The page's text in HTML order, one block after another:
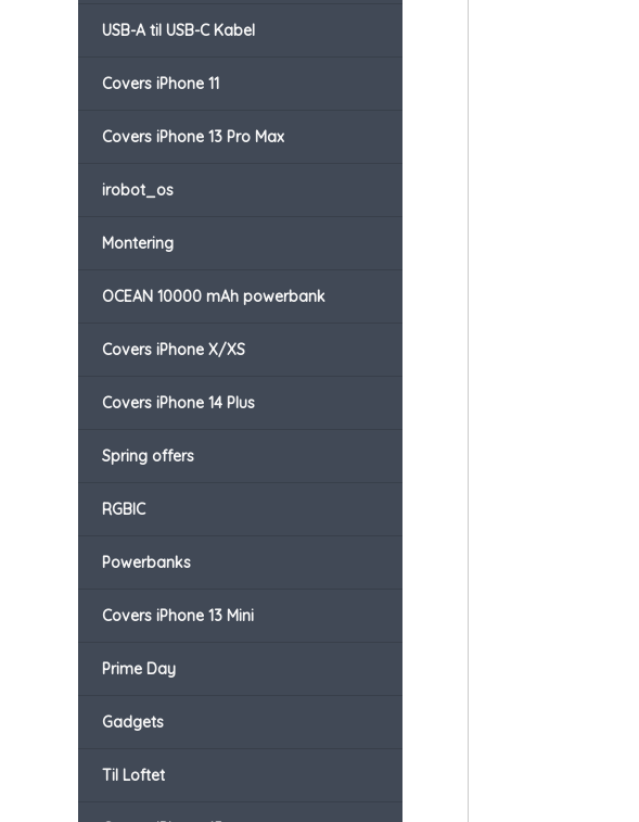
USB-A til USB-C Kabel
Covers iPhone 11
Covers iPhone 13 Pro Max
irobot_os
Montering
OCEAN 10000 mAh powerbank
Covers iPhone X/XS
Covers iPhone 14 Plus
Spring offers
RGBIC
Powerbanks
Covers iPhone 13 Mini
Prime Day
Gadgets
Til Loftet